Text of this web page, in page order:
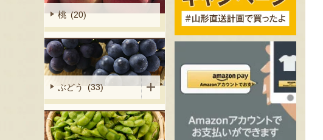
桃 (20)
ぶどう (33)